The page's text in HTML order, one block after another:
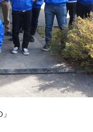
通知に基づく情報公開